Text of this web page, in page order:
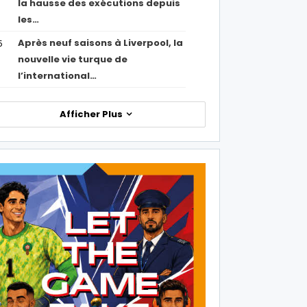
la hausse des exécutions depuis
les…
Après neuf saisons à Liverpool, la
nouvelle vie turque de
l’international…
Afficher Plus